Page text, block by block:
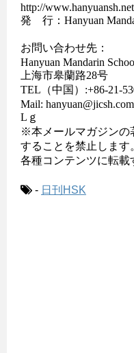
http://www.hanyuansh.net
発　行：Hanyuan
お問い合わせ先：
Hanyuan Mandarin
上海市皋蘭路28号
TEL（中国）:+86-21-
Mail: hanyuan@jicsh.com
Lｇ
※本メールマガジンの
することを禁止します
各種コンテンツに転載
- 日刊HSK